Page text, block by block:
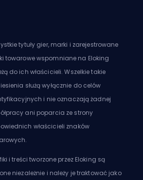
tytuły gier, marki i zarejestrowane
towarowe wspomniane na Eloking
do ich właścicieli. Wszelkie takie
służą wyłącznie do celów
i nie oznaczają żadnej
ani poparcia ze strony
właścicieli znaków
i treści tworzone przez Eloking są
niezależnie i należy je traktować jako